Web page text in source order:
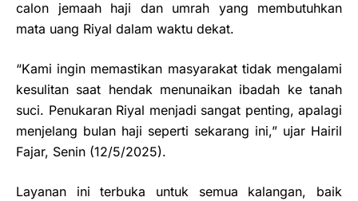
calon jemaah haji dan umrah yang membutuhkan
mata uang Riyal dalam waktu dekat.
“Kami ingin memastikan masyarakat tidak mengalami
kesulitan saat hendak menunaikan ibadah ke tanah
suci. Penukaran Riyal menjadi sangat penting, apalagi
menjelang bulan haji seperti sekarang ini,” ujar Hairil
Fajar, Senin (12/5/2025).
Layanan ini terbuka untuk semua kalangan, baik